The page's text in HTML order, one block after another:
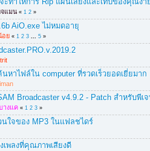
จแมน « 1 2 »
AiO.exe ไม่หมดอายุ
อย « 1 2 3 ... 5 »
หาไฟล์ใน computer ที่รวดเร็วยอดเยี่ยมาก
Broadcaster v4.9.2 - Patch สำหรับพีเ
างแค « 1 2 3 »
ใจของ MP3 ในแฟลชไดร์
เพลงที่คุณภาพเสียงดี